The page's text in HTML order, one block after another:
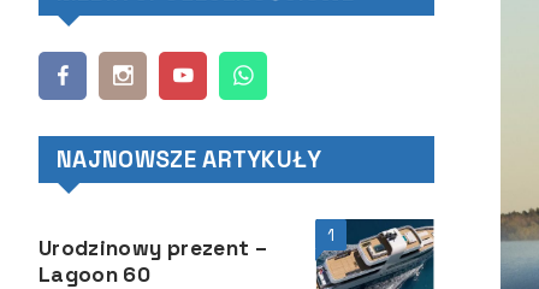
NAJNOWSZE ARTYKUŁY
1
Urodzinowy prezent –
Lagoon 60